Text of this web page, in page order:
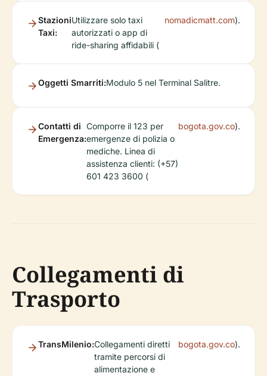
Stazioni
Taxi:
Utilizzare solo taxi
autorizzati o app di
ride-sharing affidabili (
nomadicmatt.com).
Oggetti Smarriti:Modulo 5 nel Terminal Salitre.
Contatti di
Emergenza:
Comporre il 123 per
emergenze di polizia o
mediche. Linea di
assistenza clienti: (+57)
601 423 3600 (
bogota.gov.co).
Collegamenti di
Trasporto
TransMilenio:Collegamenti diretti
tramite percorsi di
alimentazione e
bogota.gov.co).